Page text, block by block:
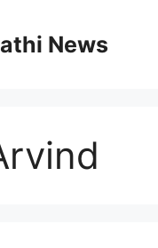
News